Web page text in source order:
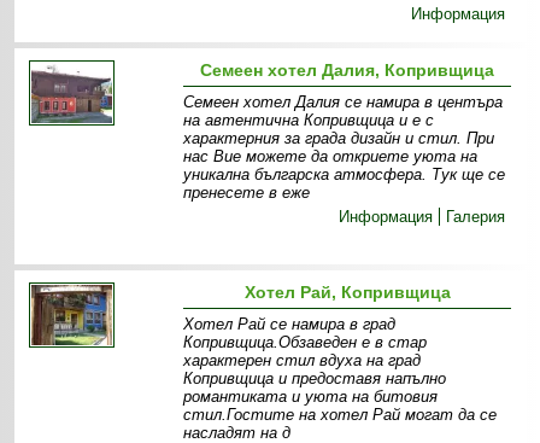
Информация
Семеен хотел Далия, Копривщица
Семеен хотел Далия се намира в центъра
на автентична Копривщица и е с
характерния за града дизайн и стил. При
нас Вие можете да откриете уюта на
уникална българска атмосфера. Тук ще се
пренесете в еже
Информация
Галерия
Хотел Рай, Копривщица
Хотел Рай се намира в град
Копривщица.Обзаведен е в стар
характерен стил вдуха на град
Копривщица и предоставя напълно
романтиката и уюта на битовия
стил.Гостите на хотел Рай могат да се
насладят на д